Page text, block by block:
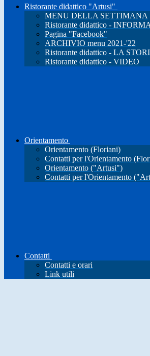
Ristorante didattico "Artusi"
MENU DELLA SETTIMANA
Ristorante didattico -
Pagina "Facebook"
ARCHIVIO menu 2021-'22
Ristorante didattico - LA
Ristorante didattico - VIDEO
Orientamento
Orientamento (Floriani)
Contatti per l'Orientamento
Orientamento ("Artusi")
Contatti per l'Orientamento
Contatti
Contatti e orari
Link utili